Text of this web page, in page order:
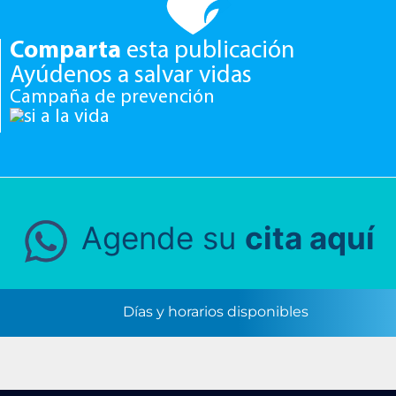
Comparta esta publicación
Ayúdenos a salvar vidas
Campaña de prevención
Agende su cita aquí
Días y horarios disponibles